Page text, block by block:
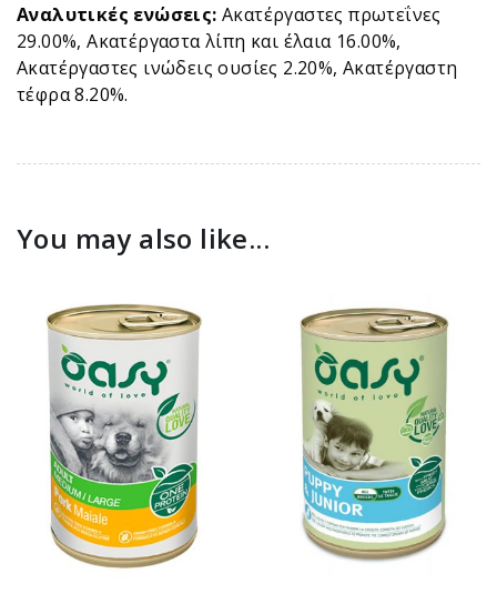
Αναλυτικές ενώσεις: Ακατέργαστες πρωτεΐνες
29.00%, Aκατέργαστα λίπη και έλαια 16.00%,
Aκατέργαστες ινώδεις ουσίες 2.20%, Aκατέργαστη
τέφρα 8.20%.
You may also like...